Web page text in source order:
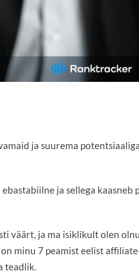
ja suurema
ja sellega kaasneb
väärt, ja ma isiklikult olen
minu 7 peamist eelist
teadlik.